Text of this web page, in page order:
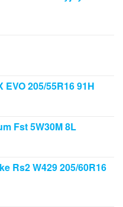
205/55R16 91H
Fst 5W30M 8L
Rs2 W429 205/60R16